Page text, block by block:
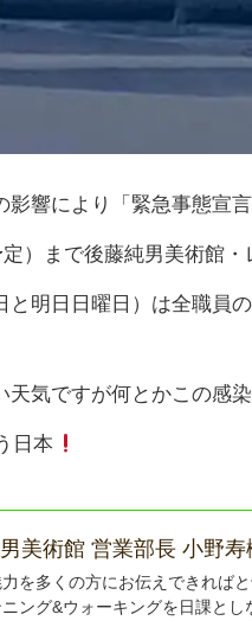
響により「緊急事態宣
）まで後藤純男美術館
明日日曜日）は全職員
気ですが何とかこの感
日本
美術館 営業部長 小野寿
を多くの方にお伝えできれば
ング&ウォーキングを日課とし